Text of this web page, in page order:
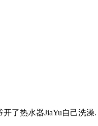
了热水器JiaYu自己洗澡.